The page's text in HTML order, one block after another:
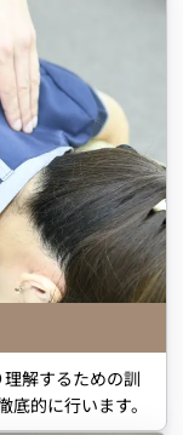
解するための訓
的に行います。